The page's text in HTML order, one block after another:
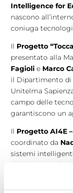
Intelligence for
nascono
coniuga
Il Progetto
presentato alla
Fagioli e Marco
il Dipartimento di
Unitelma
campo delle
garantiscono un
Il Progetto AI4E
coordinato da
sistemi
didattica e nella
riunisce profili